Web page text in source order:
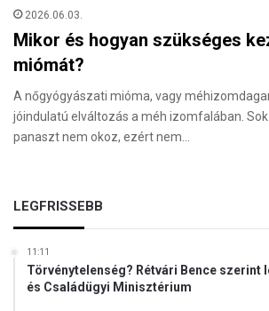
2026.06.03.
Mikor és hogyan szükséges
miómát?
A nőgyógyászati mióma, vagy
jóindulatú elváltozás a méh izomfalában.
panaszt nem okoz, ezért nem…
LEGFRISSEBB
11:11
Törvénytelenség? Rétvári Bence szerint
és Családügyi Minisztérium